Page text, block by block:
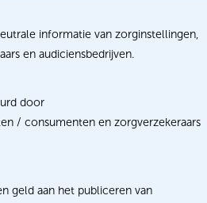
informatie van zorginstellingen,
en audiciensbedrijven.
door
/ consumenten en zorgverzekeraars
geld aan het publiceren van